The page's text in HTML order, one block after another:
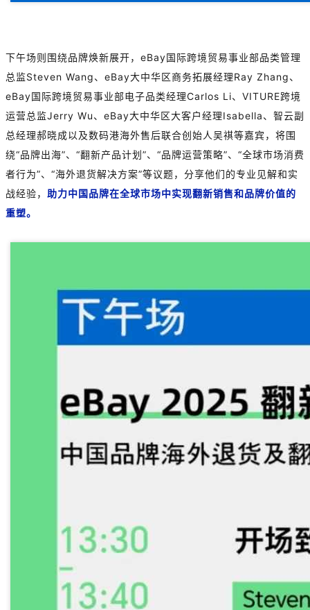
下午场则围绕品牌焕新展开，eBay国际跨境贸易事业部品类管理
总监Steven Wang、eBay大中华区商务拓展经理Ray Zhang、
eBay国际跨境贸易事业部电子品类经理Carlos Li、VITURE跨境
运营总监Jerry Wu、eBay大中华区大客户经理Isabella、智云副
总经理郝晓成以及数码港海外售后联合创始人吴祺等嘉宾，将围
绕“品牌出海”、“翻新产品计划”、“品牌运营策略”、“全球市场消费
者行为”、“海外退货解决方案”等议题，分享他们的专业见解和实
战经验， 助力中国品牌在全球市场中实现翻新销售和品牌价值的
重塑。